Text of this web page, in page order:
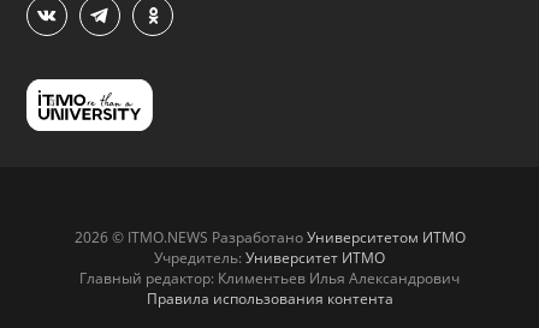
2026 © ITMO.NEWS РазработаноУниверситетом ИТМО
Учредитель: Университет ИТМО
Главный редактор: Климентьев Илья Александрович
Правила использования контента